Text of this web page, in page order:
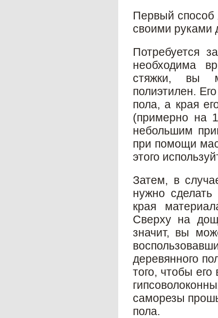
Первый способ
своими руками
Потребуется
необходима
стяжки, вы
полиэтилен.
пола, а края
(примерно на
небольшим
при помощи
этого
Затем, в
нужно
края
Сверху на
значит, вы
деревянного
того, чтобы
саморезы
пола.